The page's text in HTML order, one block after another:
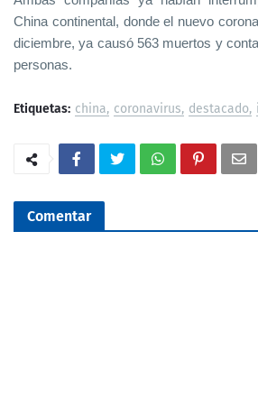
China continental, donde el nuevo
diciembre, ya causó 563 muertos y
personas.
Etiquetas: china coronavirus destacado
Comentar